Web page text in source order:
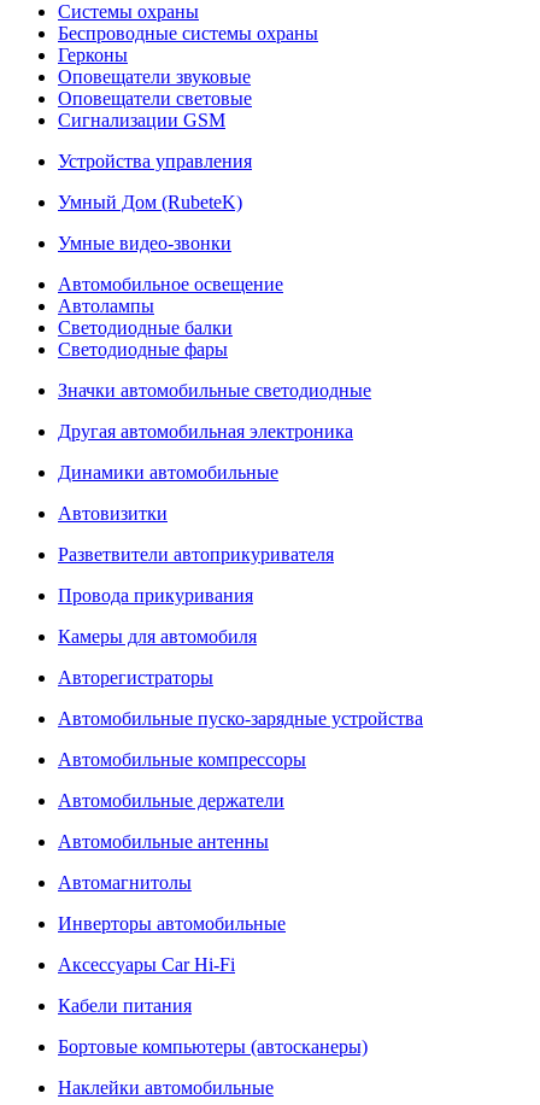
Системы охраны
Беспроводные системы охраны
Герконы
Оповещатели звуковые
Оповещатели световые
Сигнализации GSM
Устройства управления
Умный Дом (RubeteK)
Умные видео-звонки
Автомобильное освещение
Автолампы
Светодиодные балки
Светодиодные фары
Значки автомобильные светодиодные
Другая автомобильная электроника
Динамики автомобильные
Автовизитки
Разветвители автоприкуривателя
Провода прикуривания
Камеры для автомобиля
Авторегистраторы
Автомобильные пуско-зарядные устройства
Автомобильные компрессоры
Автомобильные держатели
Автомобильные антенны
Автомагнитолы
Инверторы автомобильные
Аксессуары Car Hi-Fi
Кабели питания
Бортовые компьютеры (автосканеры)
Наклейки автомобильные